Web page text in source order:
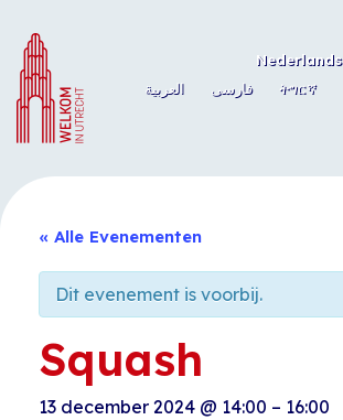
naar
de
inhoud
Nederlands
العربية
فارسی ትግርኛ
« Alle Evenementen
Dit evenement is voorbij.
Squash
13 december 2024 @ 14:00 – 16:00